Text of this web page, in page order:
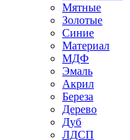
Мятные
Золотые
Синие
Материал
МДФ
Эмаль
Акрил
Береза
Дерево
Дуб
ЛДСП